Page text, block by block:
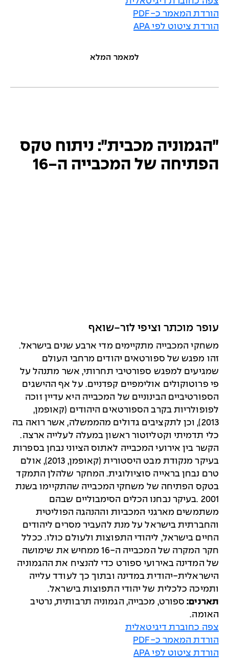
הורדת המאמר כ-PDF
הורדת ציטוט לפי APA
למאמר המלא
״הגמוניה מכבית״: ניתוח טקס
הפתיחה של המכבייה ה-16
עופר מוכתר וציפי לזר-שואף
משחקי המכבייה מתקיימים מדי ארבע שנים בישראל.
זהו מפגש של ספורטאים יהודים מרחבי העולם
שמגיעים למפגש ספורטיבי תחרותי, אשר מתנהל על
פי פרוטוקולים אולימפיים קפדניים. על אף ההישגים
הספורטיביים הבינוניים של המכבייה היא עדיין זוכה
לפופולריות בקרב הספורטאים היהודים (קאופמן,
2013), וכן לתקציבים גדולים מהממשלה, אשר רואה בה
כלי תדמיתי וקטליזטור ראשון במעלה לעלייה ארצה.
הקשר בין אירועי המכבייה לאתוס הציוני נבחן בספרות
בעיקר מנקודת מבט היסטורית (קאופמן, 2013), אולם
טרם נבחן בראייה סוציולוגית. המחקר שלהלן התמקד
בטקס הפתיחה של משחקי המכבייה שהתקיימו בשנת
2001 .בעיקר נבחנו הכלים הסימבוליים שבהם
משתמשים מארגני המכביות וההנהגה הפוליטית
והחברתית בישראל על מנת להעביר מסרים ליהודים
החיים בישראל, ליהודי התפוצות ולעולם כולו. ככלל
חקר המקרה של המכבייה ה-16 ממחיש את שימושה
של המדינה באירועי ספורט כדי להנציח את ההגמוניה
הישראלית-יהודית במדינה ובתוך כך לעודד עלייה
ותמיכה כלכלית של יהודי התפוצות בישראל.
תארנים:ספורט, מכבייה, הגמוניה תרבותית, נרטיב
האומה.
צפה כחוברת דיגיטאלית
הורדת המאמר כ-PDF
הורדת ציטוט לפי APA